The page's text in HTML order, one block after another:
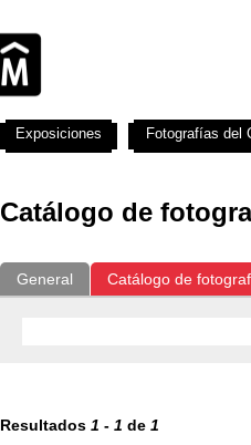
Catálogo de
General Catálogo de
Resultados 1 - 1 de 1
Exposiciones Fotografías del